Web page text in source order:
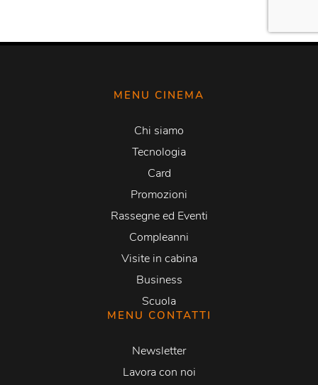
MENU CINEMA
Chi siamo
Tecnologia
Card
Promozioni
Rassegne ed Eventi
Compleanni
Visite in cabina
Business
Scuola
MENU CONTATTI
Newsletter
Lavora con noi